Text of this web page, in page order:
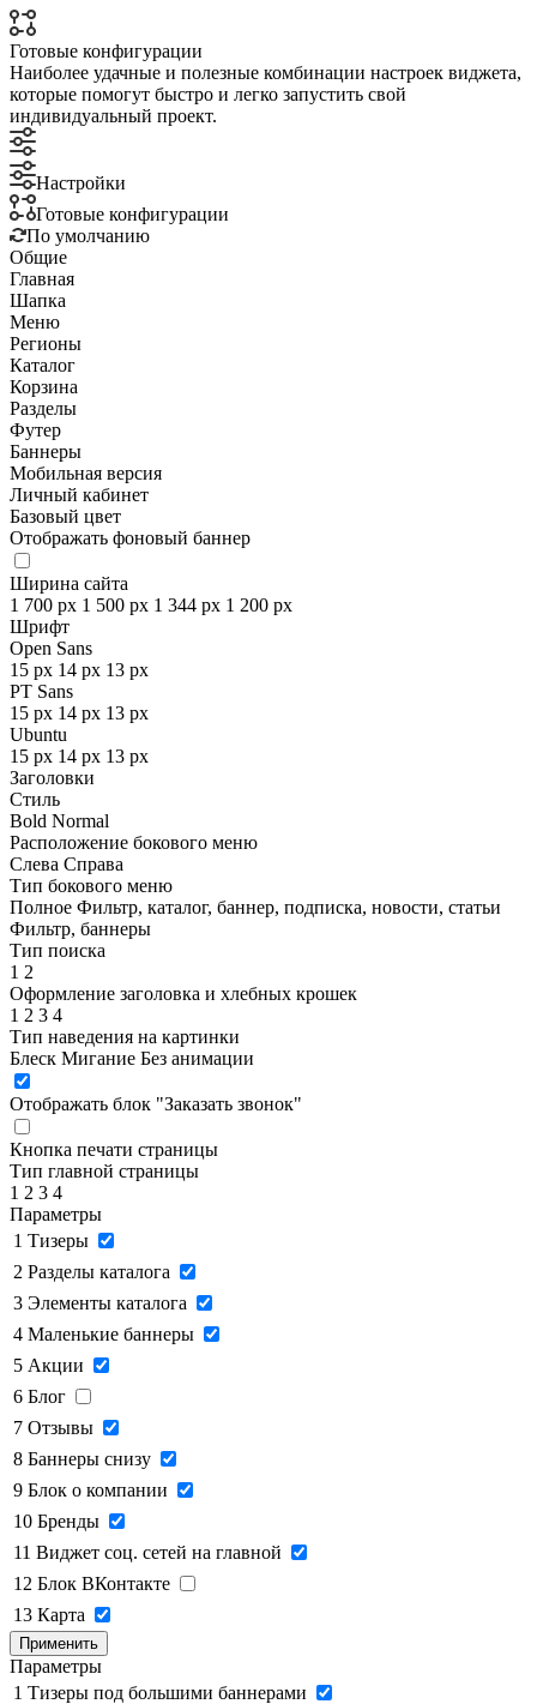
Готовые конфигурации
Наиболее удачные и полезные комбинации настроек виджета,
которые помогут быстро и легко запустить свой
индивидуальный проект.
Настройки
Готовые конфигурации
По умолчанию
Общие
Главная
Шапка
Меню
Регионы
Каталог
Корзина
Разделы
Футер
Баннеры
Мобильная версия
Личный кабинет
Базовый цвет
Отображать фоновый баннер
Ширина сайта
1 700 px 1 500 px 1 344 px 1 200 px
Шрифт
Open Sans
15 px 14 px 13 px
PT Sans
15 px 14 px 13 px
Ubuntu
15 px 14 px 13 px
Заголовки
Стиль
Bold Normal
Расположение бокового меню
Слева Справа
Тип бокового меню
Полное Фильтр, каталог, баннер, подписка, новости, статьи
Фильтр, баннеры
Тип поиска
1 2
Оформление заголовка и хлебных крошек
1 2 3 4
Тип наведения на картинки
Блеск Мигание Без анимации
Отображать блок "Заказать звонок"
Кнопка печати страницы
Тип главной страницы
1 2 3 4
Параметры
1 Тизеры
2 Разделы каталога
3 Элементы каталога
4 Маленькие баннеры
5 Акции
6 Блог
7 Отзывы
8 Баннеры снизу
9 Блок о компании
10 Бренды
11 Виджет соц. сетей на главной
12 Блок ВКонтакте
13 Карта
Применить
Параметры
1 Тизеры под большими баннерами